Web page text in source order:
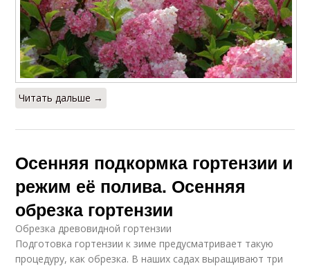
Читать дальше →
Осенняя подкормка гортензии и
режим её полива. Осенняя
обрезка гортензии
Обрезка древовидной гортензии
Подготовка гортензии к зиме предусматривает такую
процедуру, как обрезка. В наших садах выращивают три